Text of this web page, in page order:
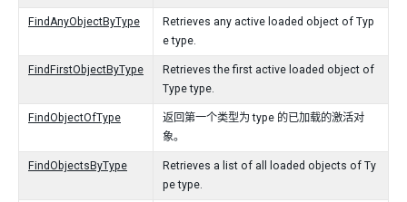
FindAnyObjectByType
Retrieves any active loaded object of Typ
e type.
FindFirstObjectByType
Retrieves the first active loaded object of
Type type.
FindObjectOfType
返回第一个类型为 type 的已加载的激活对
象。
FindObjectsByType
Retrieves a list of all loaded objects of Ty
pe type.